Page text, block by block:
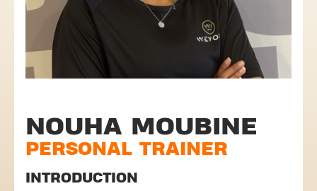
NOUHA MOUBINE
PERSONAL TRAINER
INTRODUCTION